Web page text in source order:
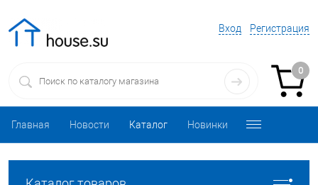
Вход Регистрация
0
Главная Новости Каталог Новинки